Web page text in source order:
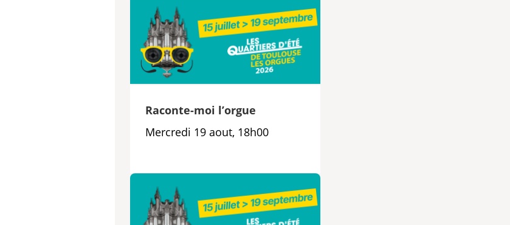
Raconte-moi l’orgue
Mercredi 19 aout, 18h00